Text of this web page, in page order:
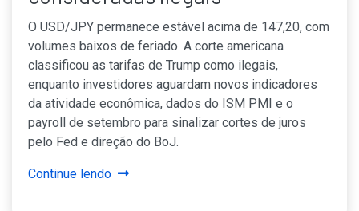
O USD/JPY permanece estável acima de 147,20, com
volumes baixos de feriado. A corte americana
classificou as tarifas de Trump como ilegais,
enquanto investidores aguardam novos indicadores
da atividade econômica, dados do ISM PMI e o
payroll de setembro para sinalizar cortes de juros
pelo Fed e direção do BoJ.
Continue lendo